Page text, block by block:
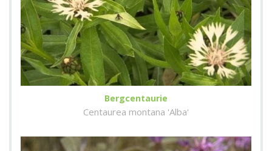
Bergcentaurie
Centaurea montana 'Alba'